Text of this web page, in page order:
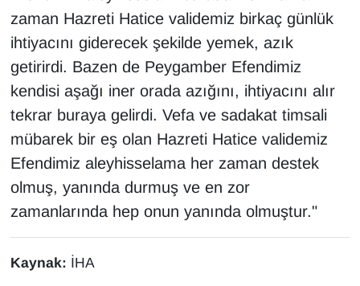
zaman Hazreti Hatice validemiz birkaç günlük
ihtiyacını giderecek şekilde yemek, azık
getirirdi. Bazen de Peygamber Efendimiz
kendisi aşağı iner orada azığını, ihtiyacını alır
tekrar buraya gelirdi. Vefa ve sadakat timsali
mübarek bir eş olan Hazreti Hatice validemiz
Efendimiz aleyhisselama her zaman destek
olmuş, yanında durmuş ve en zor
zamanlarında hep onun yanında olmuştur."
Kaynak: İHA